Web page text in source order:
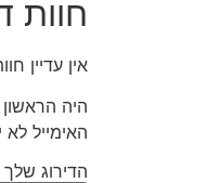
חוות
אין עדיין
היה
האימייל לא
הדירוג שלך